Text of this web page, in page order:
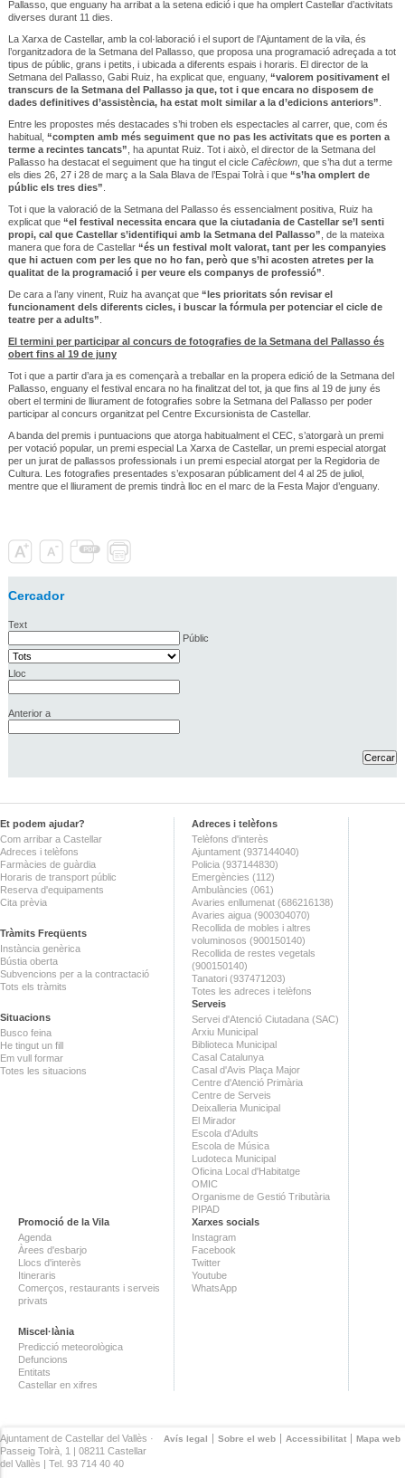
Pallasso, que enguany ha arribat a la setena edició i que ha omplert Castellar d’activitats
diverses durant 11 dies.
La Xarxa de Castellar, amb la col·laboració i el suport de l’Ajuntament de la vila, és
l’organitzadora de la Setmana del Pallasso, que proposa una programació adreçada a tot
tipus de públic, grans i petits, i ubicada a diferents espais i horaris. El director de la
Setmana del Pallasso, Gabi Ruiz, ha explicat que, enguany, “valorem positivament el
transcurs de la Setmana del Pallasso ja que, tot i que encara no disposem de
dades definitives d’assistència, ha estat molt similar a la d’edicions anteriors”
Entre les propostes més destacades s’hi troben els espectacles al carrer, que, com és
habitual, “compten amb més seguiment que no pas les activitats que es porten a
terme a recintes tancats” , ha apuntat Ruiz. Tot i això, el director de la Setmana del
Pallasso ha destacat el seguiment que ha tingut el cicle Cafèclown, que s’ha dut a terme
els dies 26, 27 i 28 de març a la Sala Blava de l’Espai Tolrà i que “s’ha omplert de
públic els tres dies”
Tot i que la valoració de la Setmana del Pallasso és essencialment positiva, Ruiz ha
explicat que “el festival necessita encara que la ciutadania de Castellar se’l senti
propi, cal que Castellar s’identifiqui amb la Setmana del Pallasso” , de la mateixa
manera que fora de Castellar “és un festival molt valorat, tant per les companyies
que hi actuen com per les que no ho fan, però que s’hi acosten atretes per la
qualitat de la programació i per veure els companys de professió”
De cara a l’any vinent, Ruiz ha avançat que “les prioritats són revisar el
funcionament dels diferents cicles, i buscar la fórmula per potenciar el cicle de
teatre per a adults”
El termini per participar al concurs de fotografies de la Setmana del Pallasso és
obert fins al 19 de juny
Tot i que a partir d’ara ja es començarà a treballar en la propera edició de la Setmana del
Pallasso, enguany el festival encara no ha finalitzat del tot, ja que fins al 19 de juny és
obert el termini de lliurament de fotografies sobre la Setmana del Pallasso per poder
participar al concurs organitzat pel Centre Excursionista de Castellar.
A banda del premis i puntuacions que atorga habitualment el CEC, s’atorgarà un premi
per votació popular, un premi especial La Xarxa de Castellar, un premi especial atorgat
per un jurat de pallassos professionals i un premi especial atorgat per la Regidoria de
Cultura. Les fotografies presentades s’exposaran públicament del 4 al 25 de juliol,
mentre que el lliurament de premis tindrà lloc en el marc de la Festa Major d’enguany.
Cercador
Text
Públic
Lloc
Anterior a
Et podem ajudar?
Com arribar a Castellar
Adreces i telèfons
Farmàcies de guàrdia
Horaris de transport públic
Reserva d'equipaments
Cita prèvia
Tràmits Freqüents
Instància genèrica
Bústia oberta
Subvencions per a la contractació
Tots els tràmits
Situacions
Busco feina
He tingut un fill
Em vull formar
Totes les situacions
Adreces i telèfons
Telèfons d'interès
Ajuntament (937144040)
Policia (937144830)
Emergències (112)
Ambulàncies (061)
Avaries enllumenat (686216138)
Avaries aigua (900304070)
Recollida de mobles i altres
voluminosos (900150140)
Recollida de restes vegetals
(900150140)
Tanatori (937471203)
Totes les adreces i telèfons
Serveis
Servei d'Atenció Ciutadana (SAC)
Arxiu Municipal
Biblioteca Municipal
Casal Catalunya
Casal d'Avis Plaça Major
Centre d'Atenció Primària
Centre de Serveis
Deixalleria Municipal
El Mirador
Escola d'Adults
Escola de Música
Ludoteca Municipal
Oficina Local d'Habitatge
OMIC
Organisme de Gestió Tributària
PIPAD
Promoció de la Vila
Agenda
Àrees d'esbarjo
Llocs d'interès
Itineraris
Comerços, restaurants i serveis
privats
Miscel·lània
Predicció meteorològica
Defuncions
Entitats
Castellar en xifres
Xarxes socials
Instagram
Facebook
Twitter
Youtube
WhatsApp
Avís legal Sobre el web Accessibilitat Mapa web
Ajuntament de Castellar del Vallès ·
Passeig Tolrà, 1 | 08211 Castellar
del Vallès | Tel. 93 714 40 40